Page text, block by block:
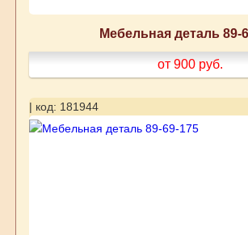
Мебельная деталь 89-
от 900 руб.
| код: 181944